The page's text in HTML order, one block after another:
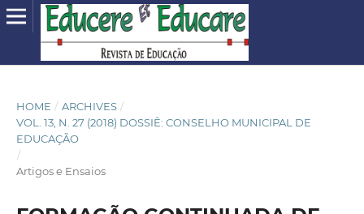
HOME / ARCHIVES /
VOL. 13, N. 27 (2018) DOSSIÊ: CONSELHO MUNICIPAL DE
EDUCAÇÃO
/
Artigos e Ensaios